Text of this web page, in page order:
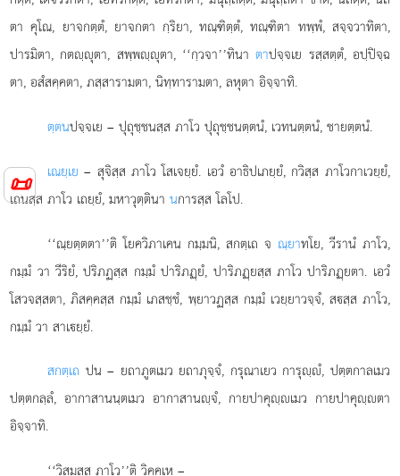
📜
ตา คุโณ, ยาจกตฺตํ, ยาจกตา กฺริยา, ทณฺฑิตฺตํ, ทณฺฑิตา ทพฺพํ, สจฺจวาทิตา,
ปารมิตา, กตฺุตา, สพฺพฺุตา, ‘‘กฺวจา’’ทินาตาปจฺจเย รสฺสตฺตํ, อปฺปิจฺฉ
ตา, อสํสคฺคตา, ภสฺสารามตา, นิทฺทารามตา, ลหุตา อิจฺจาทิ.
ตฺตนปจฺจเย – ปุถุชฺชนสฺส ภาโว ปุถุชฺชนตฺตนํ, เวทนตฺตนํ, ชายตฺตนํ.
เณยฺเย – สุจิสฺส ภาโว โสเจยฺยํ. เอวํ อาธิปเภยฺยํ, กวิสฺส ภาโวกาเวยฺยํ,
เถนสฺส ภาโว เถยฺยํ, มหาวุตฺตินานการสฺส โลโป.
‘‘ณฺยตฺตตา’’ติ โยควิภาเคน กมฺมนิ, สกตฺเถ จ ณฺยาทโย, วีรานํ ภาโว,
กมฺมํ วา วีริยํ, ปริภฏสฺส กมฺมํ ปาริภฏฺยํ, ปาริภฏฺยสฺส ภาโว ปาริภฏฺยตา. เอวํ
โสวจสฺสตา, ภิสคฺคสฺส กมฺมํ เภสชฺชํ, พฺยาวฏสฺส กมฺมํ เวยฺยาวจฺจํ, สสฺส ภาโว,
กมฺมํ วา สาเยฺยํ.
สกตฺเถ ปน – ยถาภูตเมว ยถาภุจฺจํ, กรุณาเยว การุฺํ, ปตฺตกาลเมว
ปตฺตกลฺลํ, อากาสานนฺตเมว อากาสานฺจํ, กายปาคุฺเมว กายปาคุฺตา
อิจฺจาทิ.
‘‘วิสมสฺส ภาโว’’ติ วิคฺคเห –